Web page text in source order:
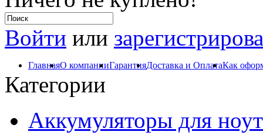
Войти или
ГлавнаяО компанииГарантияДоставка и ОплатаКак
Категории
Аккумуляторы для